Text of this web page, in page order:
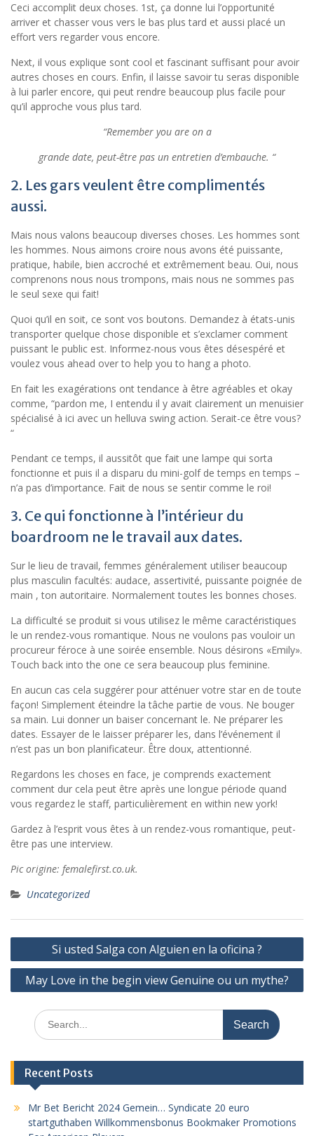
Ceci accomplit deux choses. 1st, ça donne lui l’opportunité
arriver et chasser vous vers le bas plus tard et aussi placé un
effort vers regarder vous encore.
Next, il vous explique sont cool et fascinant suffisant pour avoir
autres choses en cours. Enfin, il laisse savoir tu seras disponible
à lui parler encore, qui peut rendre beaucoup plus facile pour
qu’il approche vous plus tard.
“Remember you are on a
grande date, peut-être pas un entretien d’embauche. “
2. Les gars veulent être complimentés
aussi.
Mais nous valons beaucoup diverses choses. Les hommes sont
les hommes. Nous aimons croire nous avons été puissante,
pratique, habile, bien accroché et extrêmement beau. Oui, nous
comprenons nous nous trompons, mais nous ne sommes pas
le seul sexe qui fait!
Quoi qu’il en soit, ce sont vos boutons. Demandez à états-unis
transporter quelque chose disponible et s’exclamer comment
puissant le public est. Informez-nous vous êtes désespéré et
voulez vous ahead over to help you to hang a photo.
En fait les exagérations ont tendance à être agréables et okay
comme, “pardon me, I entendu il y avait clairement un menuisier
spécialisé à ici avec un helluva swing action. Serait-ce être vous?
“
Pendant ce temps, il aussitôt que fait une lampe qui sorta
fonctionne et puis il a disparu du mini-golf de temps en temps –
n’a pas d’importance. Fait de nous se sentir comme le roi!
3. Ce qui fonctionne à l’intérieur du
boardroom ne le travail aux dates.
Sur le lieu de travail, femmes généralement utiliser beaucoup
plus masculin facultés: audace, assertivité, puissante poignée de
main , ton autoritaire. Normalement toutes les bonnes choses.
La difficulté se produit si vous utilisez le même caractéristiques
le un rendez-vous romantique. Nous ne voulons pas vouloir un
procureur féroce à une soirée ensemble. Nous désirons «Emily».
Touch back into the one ce sera beaucoup plus feminine.
En aucun cas cela suggérer pour atténuer votre star en de toute
façon! Simplement éteindre la tâche partie de vous. Ne bouger
sa main. Lui donner un baiser concernant le. Ne préparer les
dates. Essayer de le laisser préparer les, dans l’événement il
n’est pas un bon planificateur. Être doux, attentionné.
Regardons les choses en face, je comprends exactement
comment dur cela peut être après une longue période quand
vous regardez le staff, particulièrement en within new york!
Gardez à l’esprit vous êtes à un rendez-vous romantique, peut-
être pas une interview.
Pic origine: femalefirst.co.uk.
Uncategorized
Post
navigation
Si usted Salga con Alguien en la oficina ?
May Love in the begin view Genuine ou un mythe?
Search
for:
Recent Posts
Mr Bet Bericht 2024 Gemein… Syndicate 20 euro
startguthaben Willkommensbonus Bookmaker Promotions